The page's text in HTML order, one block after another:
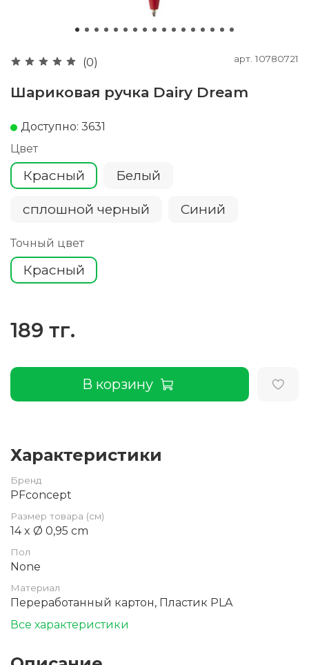
(0) арт.10780721
Шариковая ручка Dairy Dream
Доступно: 3631
Цвет
Красный Белый
сплошной черный Cиний
Точный цвет
Красный
189 тг.
В корзину
Характеристики
Бренд
PFconcept
Размер товара (см)
14 x Ø 0,95 cm
Пол
None
Материал
Переработанный картон, Пластик PLA
Все характеристики